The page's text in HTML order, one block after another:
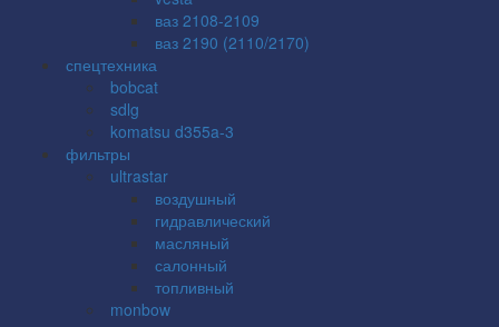
ваз 2108-2109
ваз 2190 (2110/2170)
спецтехника
bobcat
sdlg
komatsu d355a-3
фильтры
ultrastar
воздушный
гидравлический
масляный
салонный
топливный
monbow